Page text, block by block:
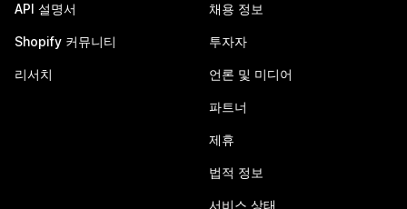
API 설명서
Shopify 커뮤니티
리서치
채용 정보
투자자
언론 및 미디어
파트너
제휴
법적 정보
서비스 상태